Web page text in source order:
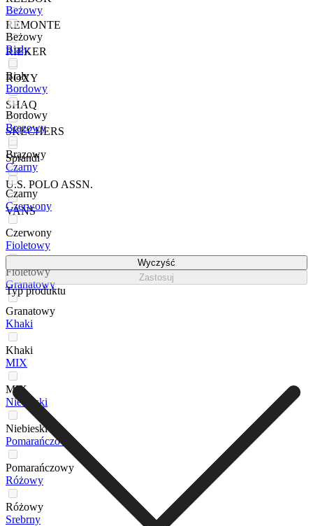
REMONTE
RIEKER
ROXY
SHAQ
SKECHERS
Sprandi
U.S. POLO ASSN.
VANS
Beżowy
Beżowy
Biały
Biały
Bordowy
Bordowy
Brązowy
Brązowy
Czarny
Czarny
Czerwony
Czerwony
Fioletowy
Fioletowy
Granatowy
Granatowy
Khaki
Khaki
MIX
MIX
Niebieski
Niebieski
Pomarańczowy
Pomarańczowy
Różowy
Różowy
Srebrny
Wyczyść
Zastosuj
Typ produktu